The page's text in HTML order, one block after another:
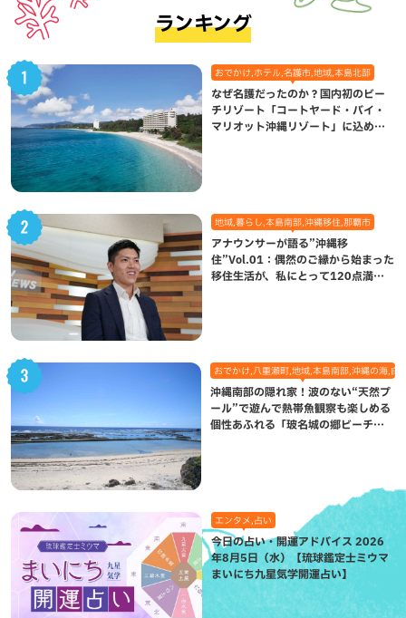
ランキング
おでかけ,ホテル,名護市,地域,本島北部
なぜ名護だったのか？国内初のビー
チリゾート「コートヤード・バイ・
マリオット沖縄リゾート」に込めら
地域,暮らし,本島南部,沖縄移住,那覇市
アナウンサーが語る”沖縄移
住”Vol.01：偶然のご縁から始まった
移住生活が、私にとって120点満点
おでかけ,八重瀬町,地域,本島南部,沖縄の海,自
沖縄南部の隠れ家！波のない“天然プ
ール”で遊んで熱帯魚観察も楽しめる
個性あふれる「玻名城の郷ビーチ」
エンタメ,占い
今日の占い・開運アドバイス 2026
年8月5日（水）【琉球鑑定士ミウマ
まいにち九星気学開運占い】